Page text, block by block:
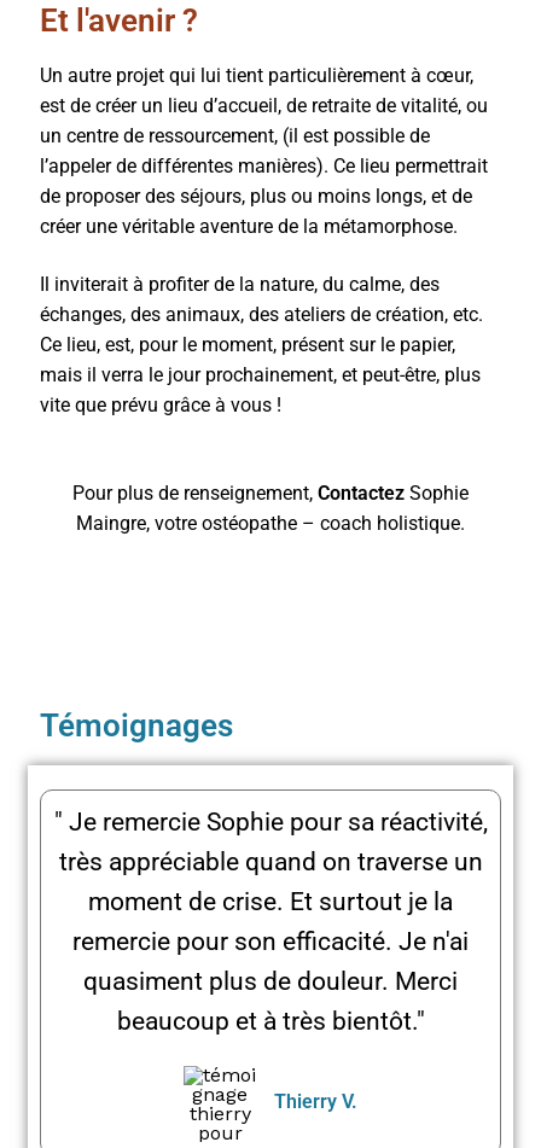
Et l'avenir ?
Un autre projet qui lui tient particulièrement à cœur,
est de créer un lieu d’accueil, de retraite de vitalité, ou
un centre de ressourcement, (il est possible de
l’appeler de différentes manières). Ce lieu permettrait
de proposer des séjours, plus ou moins longs, et de
créer une véritable aventure de la métamorphose.
Il inviterait à profiter de la nature, du calme, des
échanges, des animaux, des ateliers de création, etc.
Ce lieu, est, pour le moment, présent sur le papier,
mais il verra le jour prochainement, et peut-être, plus
vite que prévu grâce à vous !
Pour plus de renseignement, Contactez Sophie
Maingre, votre ostéopathe – coach holistique.
Témoignages
" Je remercie Sophie pour sa réactivité,
très appréciable quand on traverse un
moment de crise. Et surtout je la
remercie pour son efficacité. Je n'ai
quasiment plus de douleur. Merci
beaucoup et à très bientôt."
Thierry V.